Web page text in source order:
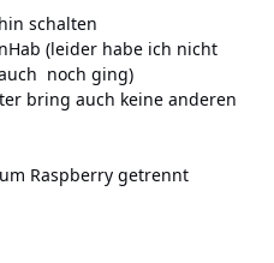
schalten
(leider habe ich nicht
noch ging)
bring auch keine anderen
Raspberry getrennt